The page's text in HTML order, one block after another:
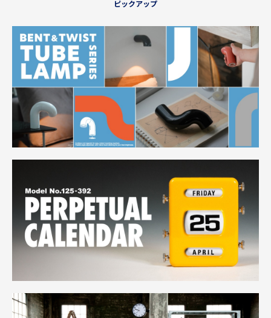
ピックアップ